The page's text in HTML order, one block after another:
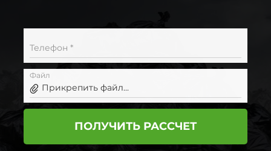
Телефон *
Файл
Прикрепить файл...
ПОЛУЧИТЬ РАССЧЕТ